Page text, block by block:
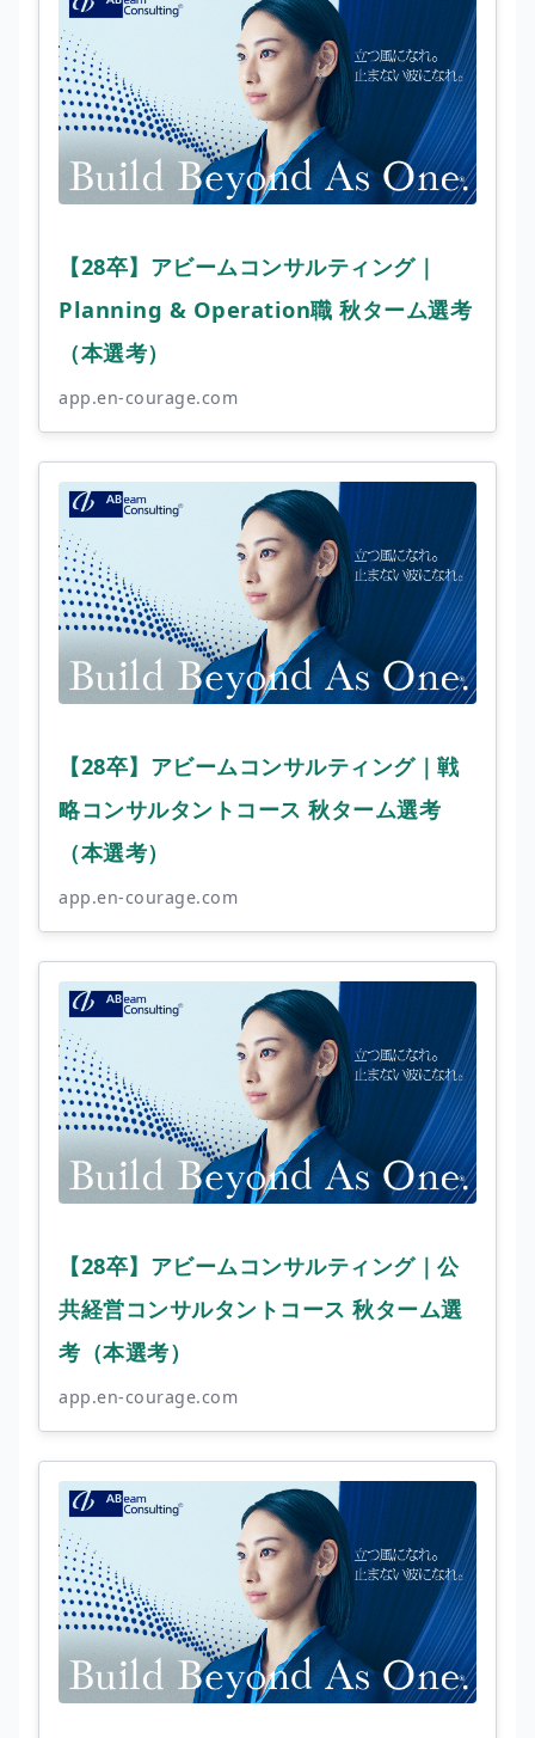
【28卒】アビームコンサルティング｜
Planning & Operation職 秋ターム選考
（本選考）
app.en-courage.com
【28卒】アビームコンサルティング｜戦
略コンサルタントコース 秋ターム選考
（本選考）
app.en-courage.com
【28卒】アビームコンサルティング｜公
共経営コンサルタントコース 秋ターム選
考（本選考）
app.en-courage.com